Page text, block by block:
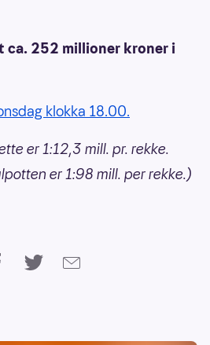
ca. 252 millioner kroner i
klokka 18.00.
er 1:12,3 mill. pr. rekke.
er 1:98 mill. per rekke.)